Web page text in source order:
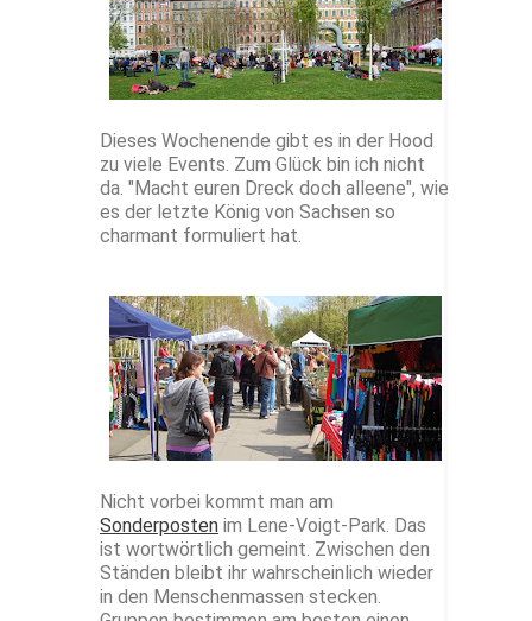
Dieses Wochenende gibt es in der Hood
zu viele Events. Zum Glück bin ich nicht
da. "Macht euren Dreck doch alleene", wie
es der letzte König von Sachsen so
charmant formuliert hat.
Nicht vorbei kommt man am
Sonderposten im Lene-Voigt-Park. Das
ist wortwörtlich gemeint. Zwischen den
Ständen bleibt ihr wahrscheinlich wieder
in den Menschenmassen stecken.